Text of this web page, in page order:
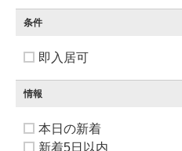
条件
即入居可
情報
本日の新着
新着5日以内